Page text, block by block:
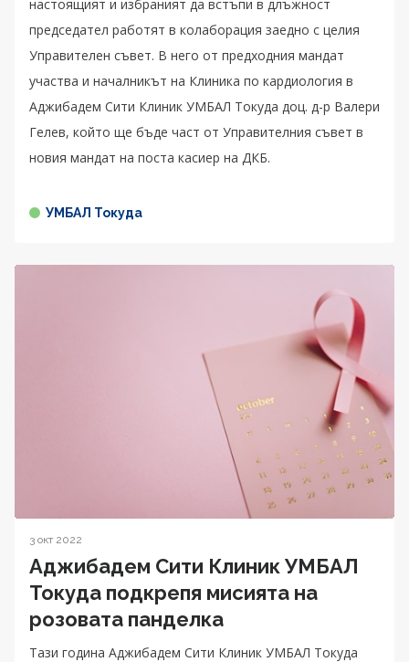
настоящият и избраният да встъпи в длъжност
председател работят в колаборация заедно с целия
Управителен съвет. В него от предходния мандат
участва и началникът на Клиника по кардиология в
Аджибадем Сити Клиник УМБАЛ Токуда доц. д-р Валери
Гелев, който ще бъде част от Управителния съвет в
новия мандат на поста касиер на ДКБ.
УМБАЛ Токуда
3 окт 2022
Аджибадем Сити Клиник УМБАЛ
Токуда подкрепя мисията на
розовата панделка
Тази година Аджибадем Сити Клиник УМБАЛ Токуда